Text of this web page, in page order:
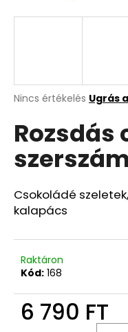
A
átlagos
értékelése
ből
csillag.
Nincs értékelés Ugrás
Rozsdás
Csokoládé
kalapács
Raktáron
Kód: 168
6 790 FT
A
l
j
k